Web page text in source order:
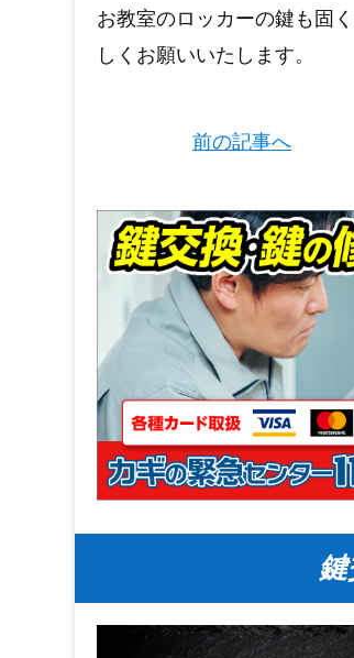
お教室のロッカーの鍵も固
しくお願いいたします。
前の記事へ